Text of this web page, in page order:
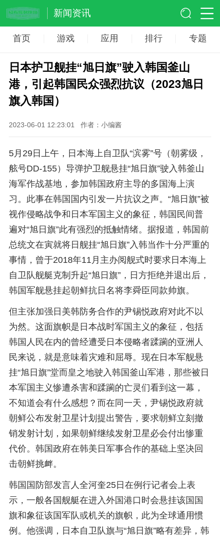
新闻资讯
首页 游戏 应用 排行 专题
日本护卫舰挂“旭日旗”驶入韩国釜山
港，引起韩国民众强烈抗议（2023旭日
旗入韩国）
2023-06-01 12:23:01 作者：小编酱
5月29日上午，日本海上自卫队“滨雾”号（朝雾级，
舷号DD-155）导弹护卫舰悬挂“旭日旗”驶入韩釜山
海军作战基地，参加韩国政府主导的多国海上演
习。此事在韩国国内引发一片抗议之声。“旭日旗”被
视作侵略战争和日本军国主义的象征，韩国民间普
遍对“旭日旗”此有强烈的抵触情绪。据报道，韩国前
总统文在寅就将日舰挂“旭日旗”入韩当作十分严重的
事情，曾于2018年11月主办阅舰式时要求日本海上
自卫队舰艇克制升起“旭日旗”，日方拒绝并退出后，
韩国军舰悬挂起朝鲜抗日名将李舜臣同款帅旗。
但主张加强日美韩防务合作的尹锡悦政府对此不以
为然。这面旗帜是日本战时军国主义的象征，包括
韩国人民在内的曾经遭受日本侵略者蹂躏的亚洲人
民来说，就是意味着灾难和屈辱。现在日本军舰悬
挂“旭日旗”堂而皇之地驶入韩国釜山军港，那些被日
本军国主义惨遭杀害和蹂躏的亡灵们看到这一幕，
不知道会有什么感想？而在同一天，尹锡悦政府就
朝鲜公布发射卫星计划提出警告，要求朝鲜立刻撤
销发射计划，如果朝鲜继续发射卫星必会付出惨重
代价。韩国政府在韩美日军事合作的基础上坚决回
击朝鲜挑衅。
韩国国防部发言人全河奎25日在例行记者会上表
示，一般各国舰艇在进入外国港口时会悬挂该国国
旗和象征该国军队或机关的旗帜，此为全球通用惯
例。他强调，日本自卫队旗与“旭日旗”略有差异，韩